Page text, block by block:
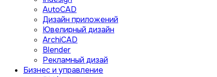
AutoCAD
Дизайн приложений
Ювелирный дизайн
ArchiCAD
Blender
Рекламный дизай
Бизнес и управление